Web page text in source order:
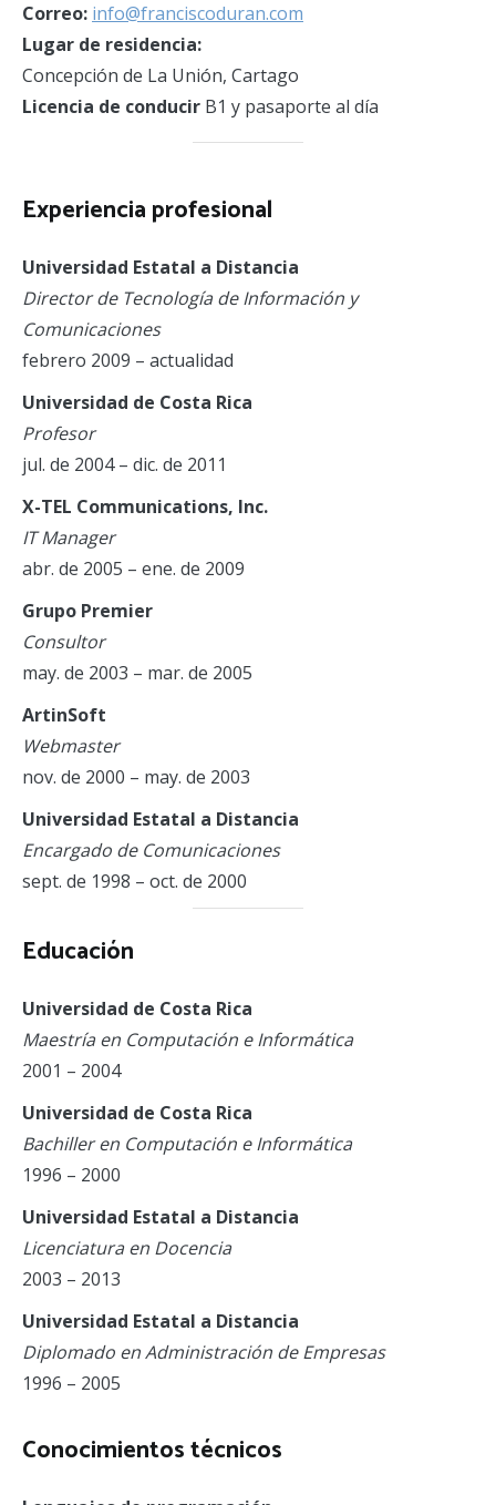
Correo: info@franciscoduran.com
Lugar de residencia:
Concepción de La Unión, Cartago
Licencia de conducir B1 y pasaporte al día
Experiencia profesional
Universidad Estatal a Distancia
Director de Tecnología de Información y
Comunicaciones
febrero 2009 – actualidad
Universidad de Costa Rica
Profesor
jul. de 2004 – dic. de 2011
X-TEL Communications, Inc.
IT Manager
abr. de 2005 – ene. de 2009
Grupo Premier
Consultor
may. de 2003 – mar. de 2005
ArtinSoft
Webmaster
nov. de 2000 – may. de 2003
Universidad Estatal a Distancia
Encargado de Comunicaciones
sept. de 1998 – oct. de 2000
Educación
Universidad de Costa Rica
Maestría en Computación e Informática
2001 – 2004
Universidad de Costa Rica
Bachiller en Computación e Informática
1996 – 2000
Universidad Estatal a Distancia
Licenciatura en Docencia
2003 – 2013
Universidad Estatal a Distancia
Diplomado en Administración de Empresas
1996 – 2005
Conocimientos técnicos